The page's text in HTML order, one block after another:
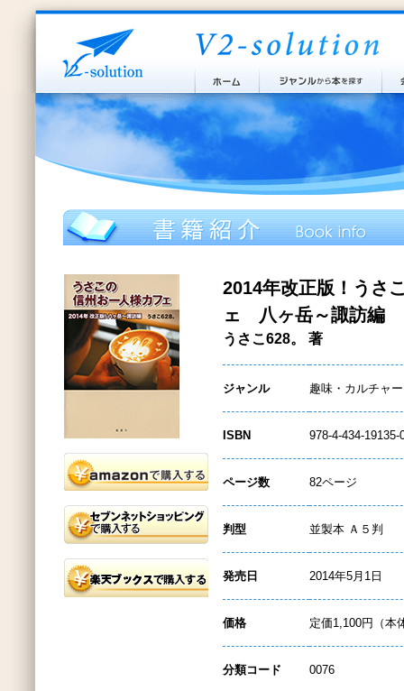
2014年改正版！うさ
ェ 八ヶ岳～諏訪編
うさこ628。 著
ジャンル 趣味・カルチャー
ISBN 978-4-434-19135-
ページ数 82ページ
判型 並製本 Ａ５判
発売日 2014年5月1日
価格 定価1,100円（本
分類コード 0076